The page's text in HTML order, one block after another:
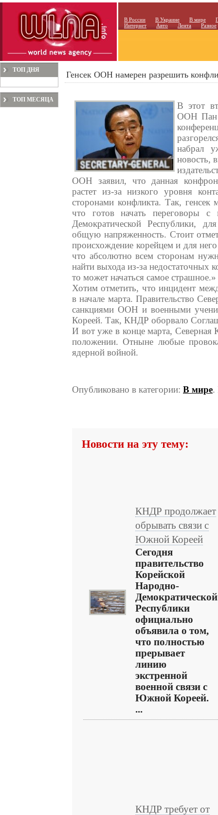
В России В Украине В мире
Интернет
Авто Лента Разное
ТОП ДНЯ
ТОП МЕСЯЦА
Генсек ООН намерен разрешить
В этот
ООН Пан
набрал
новость,
ООН заявил, что данная
растет из-за низкого уровня
сторонами конфликта. Так,
что готов начать переговоры с
Демократической Республики,
общую напряженность. Стоит
происхождение корейцем и для
что абсолютно всем сторонам
найти выхода из-за недостаточных
то может начаться самое
Хотим отметить, что инцидент
в начале марта. Правительство
санкциями ООН и военными
Кореей. Так, КНДР оборвало
И вот уже в конце марта, Северная
положении. Отныне любые
ядерной войной.
Опубликовано в категории: В мире.
Новости на эту тему:
КНДР продолжает
обрывать связи с
Южной Кореей
Сегодня
правительство
Корейской
Народно-
Демократической
Республики
официально
объявила о том,
что полностью
прерывает
линию
экстренной
военной связи с
Южной Кореей.
...
КНДР требует от